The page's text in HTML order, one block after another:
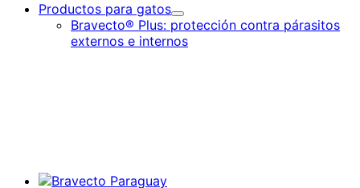
Productos para gatos
Toggle
Submenu
for
Bravecto® Plus: protección contra párasitos
externos e internos